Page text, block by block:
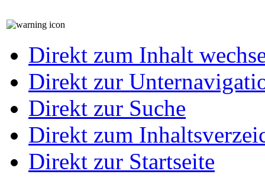
Direkt zum Inhalt
Direkt zur
Direkt zur Suche
Direkt zum
Direkt zur Startseite